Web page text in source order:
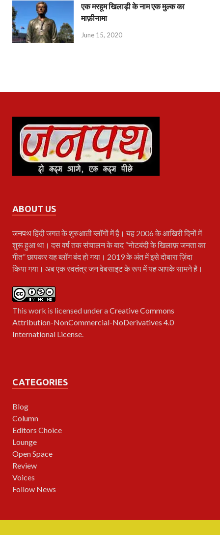
एक मरहूम खिलाड़ी के नाम एक मुल्क का
माफ़ीनामा
June 15, 2020
ABOUT US
जनपथहिंदी जगत के शुरुआती ब्लॉगों में है। यह 2006 के आखिरी दिनों में
शुरू हुआ था। दस वर्ष तक संचालन के बाद “नोटबंदी के खिलाफ़ जनता का
गीत” छापकर यह ब्लॉग बंद हो गया। 2019 के अंत में इसे दोबारा ज़िंदा
किया गया। अब एक स्वतंत्र जन वेबसाइट के रूप में यह आपके सामने है।
This work is licensed under aCreative Commons
Attribution-NonCommercial-NoDerivatives 4.0
International License.
CATEGORIES
Blog
Column
Editors Choice
Lounge
Open Space
Review
Voices
Follow News